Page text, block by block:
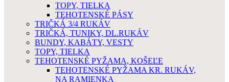
TOPY, TIELKA
TEHOTENSKÉ PÁSY
TRIČKÁ 3/4 RUKÁV
TRIČKÁ, TUNIKY, DL.RUKÁV
BUNDY, KABÁTY, VESTY
TOPY, TIELKA
TEHOTENSKÉ PYŽAMA, KOŠEĽE
TEHOTENSKÉ PYŽAMA KR. RUKÁV,
NA RAMIENKA